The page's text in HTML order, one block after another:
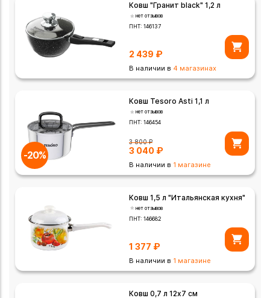
Ковш "Гранит black" 1,2 л
нет отзывов
ПНТ:146137
2 439 ₽
В наличии в 4 магазинах
-20%
Ковш Tesoro Asti 1,1 л
нет отзывов
ПНТ:146454
3 800₽
3 040 ₽
В наличии в 1 магазине
Ковш 1,5 л "Итальянская кухня"
нет отзывов
ПНТ:146682
1 377 ₽
В наличии в 1 магазине
Ковш 0,7 л 12х7 см